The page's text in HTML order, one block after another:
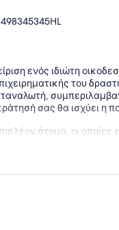
ενός ιδιώτη
του
σας θα ισχύει η
άτομα, οι